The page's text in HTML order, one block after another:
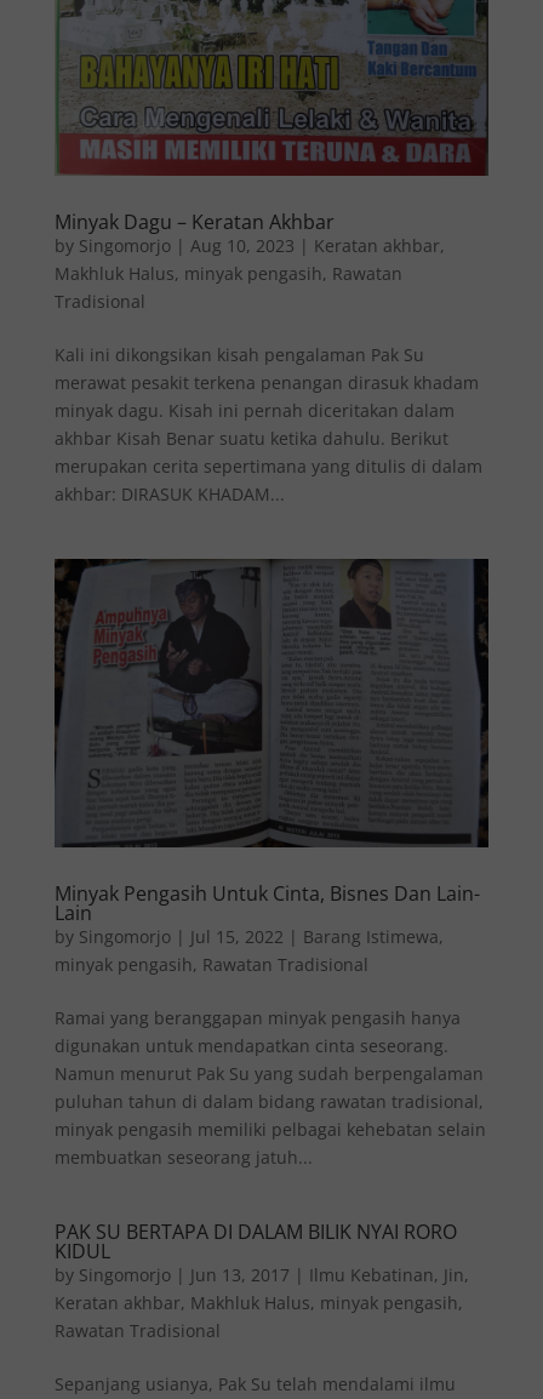
Minyak Dagu – Keratan Akhbar
by Singomorjo| Aug 10, 2023 | Keratan akhbar,
Makhluk Halus, minyak pengasih, Rawatan
Tradisional
Kali ini dikongsikan kisah pengalaman Pak Su
merawat pesakit terkena penangan dirasuk khadam
minyak dagu. Kisah ini pernah diceritakan dalam
akhbar Kisah Benar suatu ketika dahulu. Berikut
merupakan cerita sepertimana yang ditulis di dalam
akhbar: DIRASUK KHADAM...
Minyak Pengasih Untuk Cinta, Bisnes Dan Lain-
Lain
by Singomorjo| Jul 15, 2022 | Barang Istimewa,
minyak pengasih, Rawatan Tradisional
Ramai yang beranggapan minyak pengasih hanya
digunakan untuk mendapatkan cinta seseorang.
Namun menurut Pak Su yang sudah berpengalaman
puluhan tahun di dalam bidang rawatan tradisional,
minyak pengasih memiliki pelbagai kehebatan selain
membuatkan seseorang jatuh...
PAK SU BERTAPA DI DALAM BILIK NYAI RORO
KIDUL
by Singomorjo| Jun 13, 2017 | Ilmu Kebatinan, Jin,
Keratan akhbar, Makhluk Halus, minyak pengasih,
Rawatan Tradisional
Sepanjang usianya, Pak Su telah mendalami ilmu